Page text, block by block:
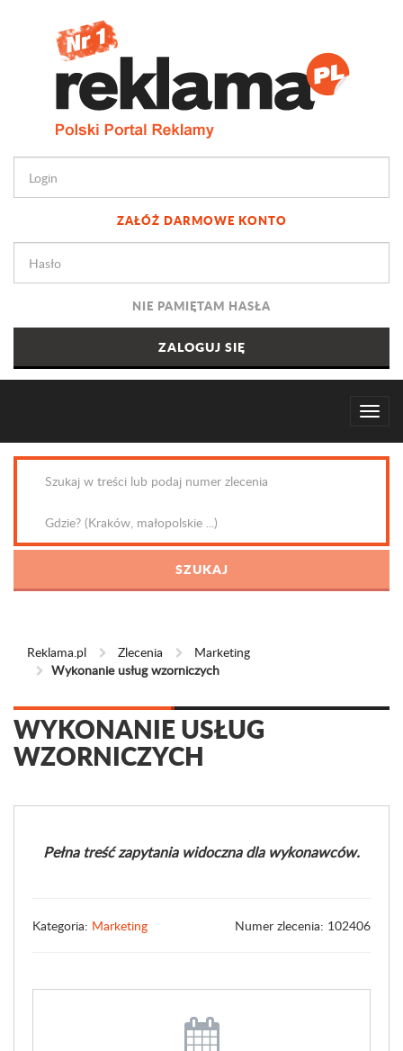
ZAŁÓŻ DARMOWE KONTO
NIE PAMIĘTAM HASŁA
Reklama.pl Zlecenia
Marketing
Wykonanie usług wzorniczych
WYKONANIE USŁUG
WZORNICZYCH
Pełna treść zapytania widoczna dla wykonawców.
Kategoria: Marketing Numer zlecenia: 102406